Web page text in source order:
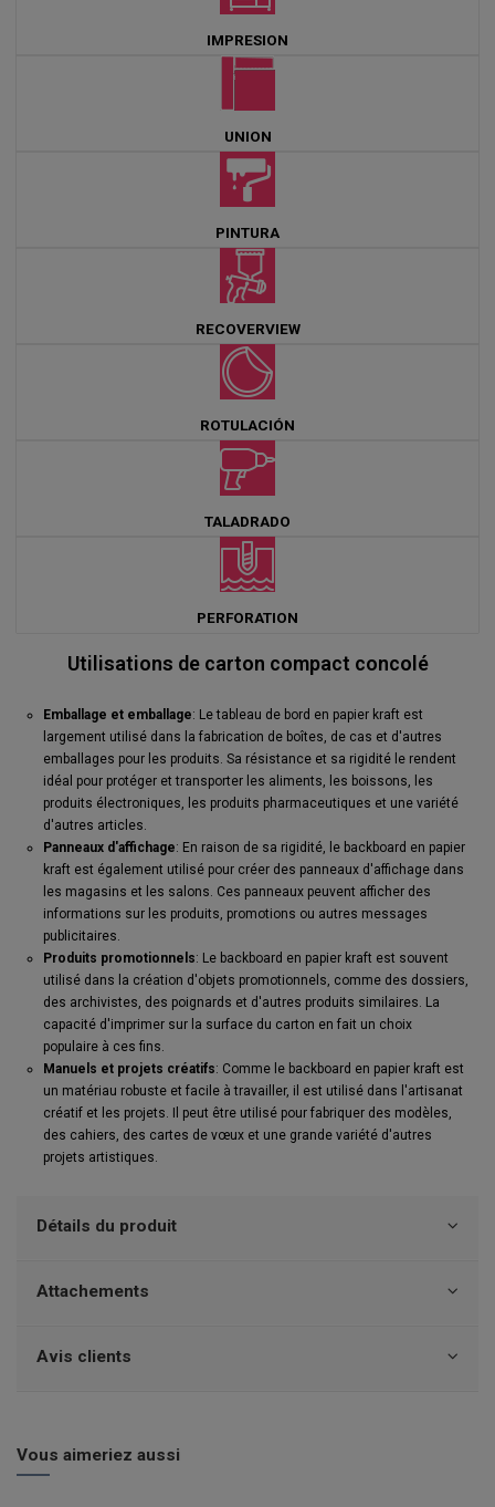
IMPRESION
UNION
PINTURA
RECOVERVIEW
ROTULACIÓN
TALADRADO
PERFORATION
Utilisations de carton compact concolé
Emballage et emballage: Le tableau de bord en papier kraft est
largement utilisé dans la fabrication de boîtes, de cas et d'autres
emballages pour les produits. Sa résistance et sa rigidité le rendent
idéal pour protéger et transporter les aliments, les boissons, les
produits électroniques, les produits pharmaceutiques et une variété
d'autres articles.
Panneaux d'affichage: En raison de sa rigidité, le backboard en papier
kraft est également utilisé pour créer des panneaux d'affichage dans
les magasins et les salons. Ces panneaux peuvent afficher des
informations sur les produits, promotions ou autres messages
publicitaires.
Produits promotionnels: Le backboard en papier kraft est souvent
utilisé dans la création d'objets promotionnels, comme des dossiers,
des archivistes, des poignards et d'autres produits similaires. La
capacité d'imprimer sur la surface du carton en fait un choix
populaire à ces fins.
Manuels et projets créatifs: Comme le backboard en papier kraft est
un matériau robuste et facile à travailler, il est utilisé dans l'artisanat
créatif et les projets. Il peut être utilisé pour fabriquer des modèles,
des cahiers, des cartes de vœux et une grande variété d'autres
projets artistiques.
Détails du produit
Attachements
Avis clients
Vous aimeriez aussi